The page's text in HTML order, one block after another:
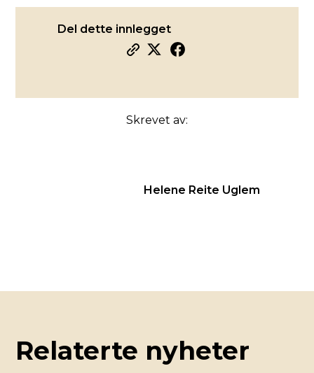
Del dette innlegget
Skrevet av:
Helene Reite Uglem
Relaterte nyheter